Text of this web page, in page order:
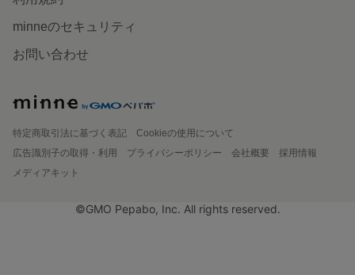
minneのセキュリティ
お問い合わせ
特定商取引法に基づく表記
Cookieの使用について
広告識別子の取得・利用
プライバシーポリシー 会社概要
採用情報
メディアキット
©GMO Pepabo, Inc. All rights reserved.